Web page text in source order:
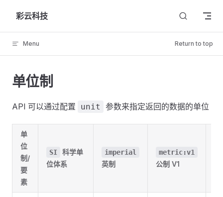
Skip to content
彩云科技
Menu Return to top
单位制
API 可以通过配置 unit 参数来指定返回的数据的单位
单
位
制/
要
素
SI
科学单
位体系
imperial
英制
metric:v1
公制 V1